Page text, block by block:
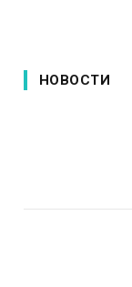
НОВОСТИ